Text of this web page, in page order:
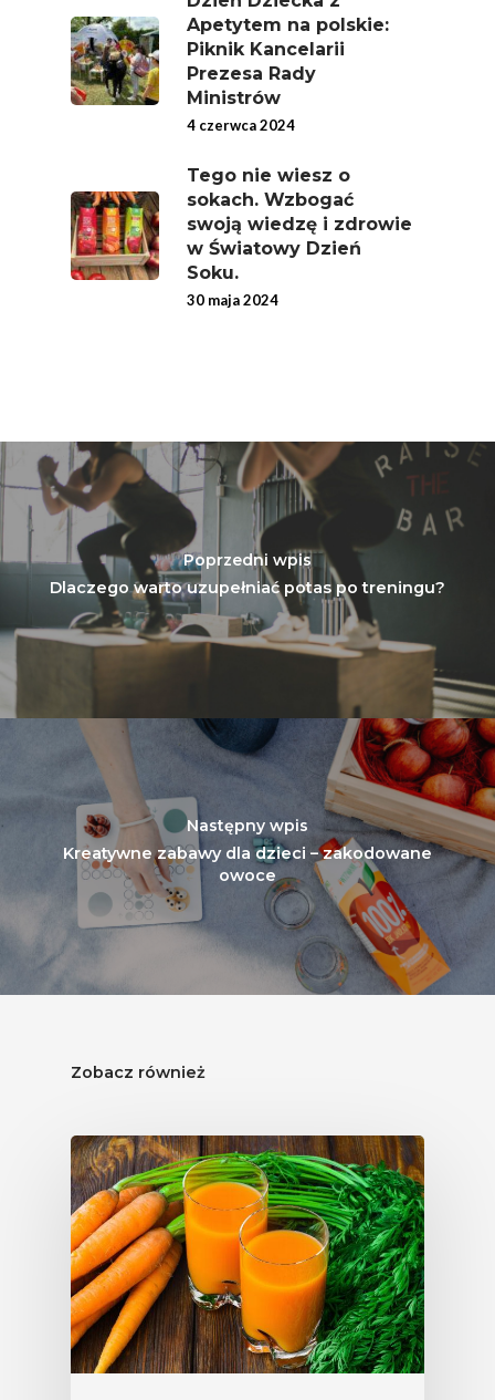
Apetytem na polskie:
Piknik Kancelarii
Prezesa Rady
Ministrów
4 czerwca 2024
Tego nie wiesz o
sokach. Wzbogać
swoją wiedzę i zdrowie
w Światowy Dzień
Soku.
30 maja 2024
Poprzedni wpis
Dlaczego warto uzupełniać potas po treningu?
Następny wpis
Kreatywne zabawy dla dzieci – zakodowane
owoce
Zobacz również
Branża
Wydarzenia